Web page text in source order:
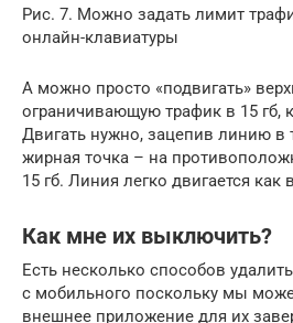
Рис. 7. Можно задать лимит
онлайн-клавиатуры
А можно просто «подвигать»
ограничивающую трафик в 15 гб,
Двигать нужно, зацепив линию в
жирная точка – на
15 гб. Линия легко двигается как
Как мне их выключить?
Есть несколько способов
с мобильного поскольку мы
внешнее приложение для их